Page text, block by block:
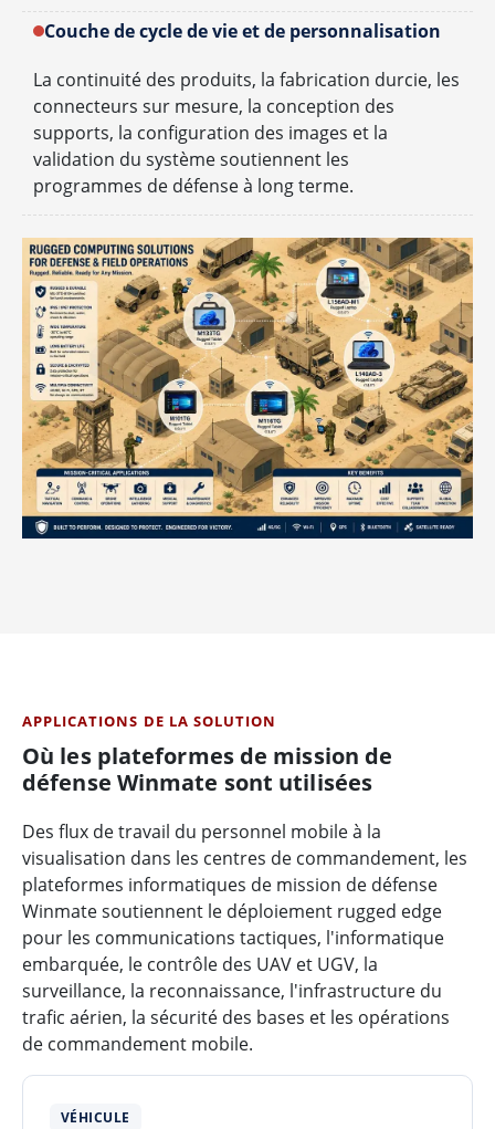
Couche de cycle de vie et de personnalisation
La continuité des produits, la fabrication durcie, les
connecteurs sur mesure, la conception des
supports, la configuration des images et la
validation du système soutiennent les
programmes de défense à long terme.
APPLICATIONS DE LA SOLUTION
Où les plateformes de mission de
défense Winmate sont utilisées
Des flux de travail du personnel mobile à la
visualisation dans les centres de commandement, les
plateformes informatiques de mission de défense
Winmate soutiennent le déploiement rugged edge
pour les communications tactiques, l'informatique
embarquée, le contrôle des UAV et UGV, la
surveillance, la reconnaissance, l'infrastructure du
trafic aérien, la sécurité des bases et les opérations
de commandement mobile.
VÉHICULE